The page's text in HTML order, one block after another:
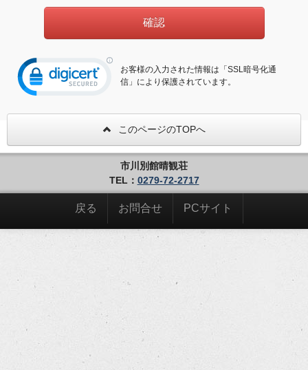
お客様の入力された情報は「SSL暗号化通
信」により保護されています。
このページのTOPへ
市川別館晴観荘
TEL： 0279-72-2717
戻る お問合せ PCサイト